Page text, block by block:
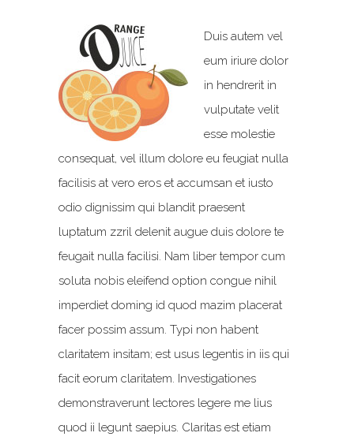
Duis autem vel
eum iriure dolor
in hendrerit in
vulputate velit
esse molestie
consequat, vel illum dolore eu feugiat nulla
facilisis at vero eros et accumsan et iusto
odio dignissim qui blandit praesent
luptatum zzril delenit augue duis dolore te
feugait nulla facilisi. Nam liber tempor cum
soluta nobis eleifend option congue nihil
imperdiet doming id quod mazim placerat
facer possim assum. Typi non habent
claritatem insitam; est usus legentis in iis qui
facit eorum claritatem. Investigationes
demonstraverunt lectores legere me lius
quod ii legunt saepius. Claritas est etiam